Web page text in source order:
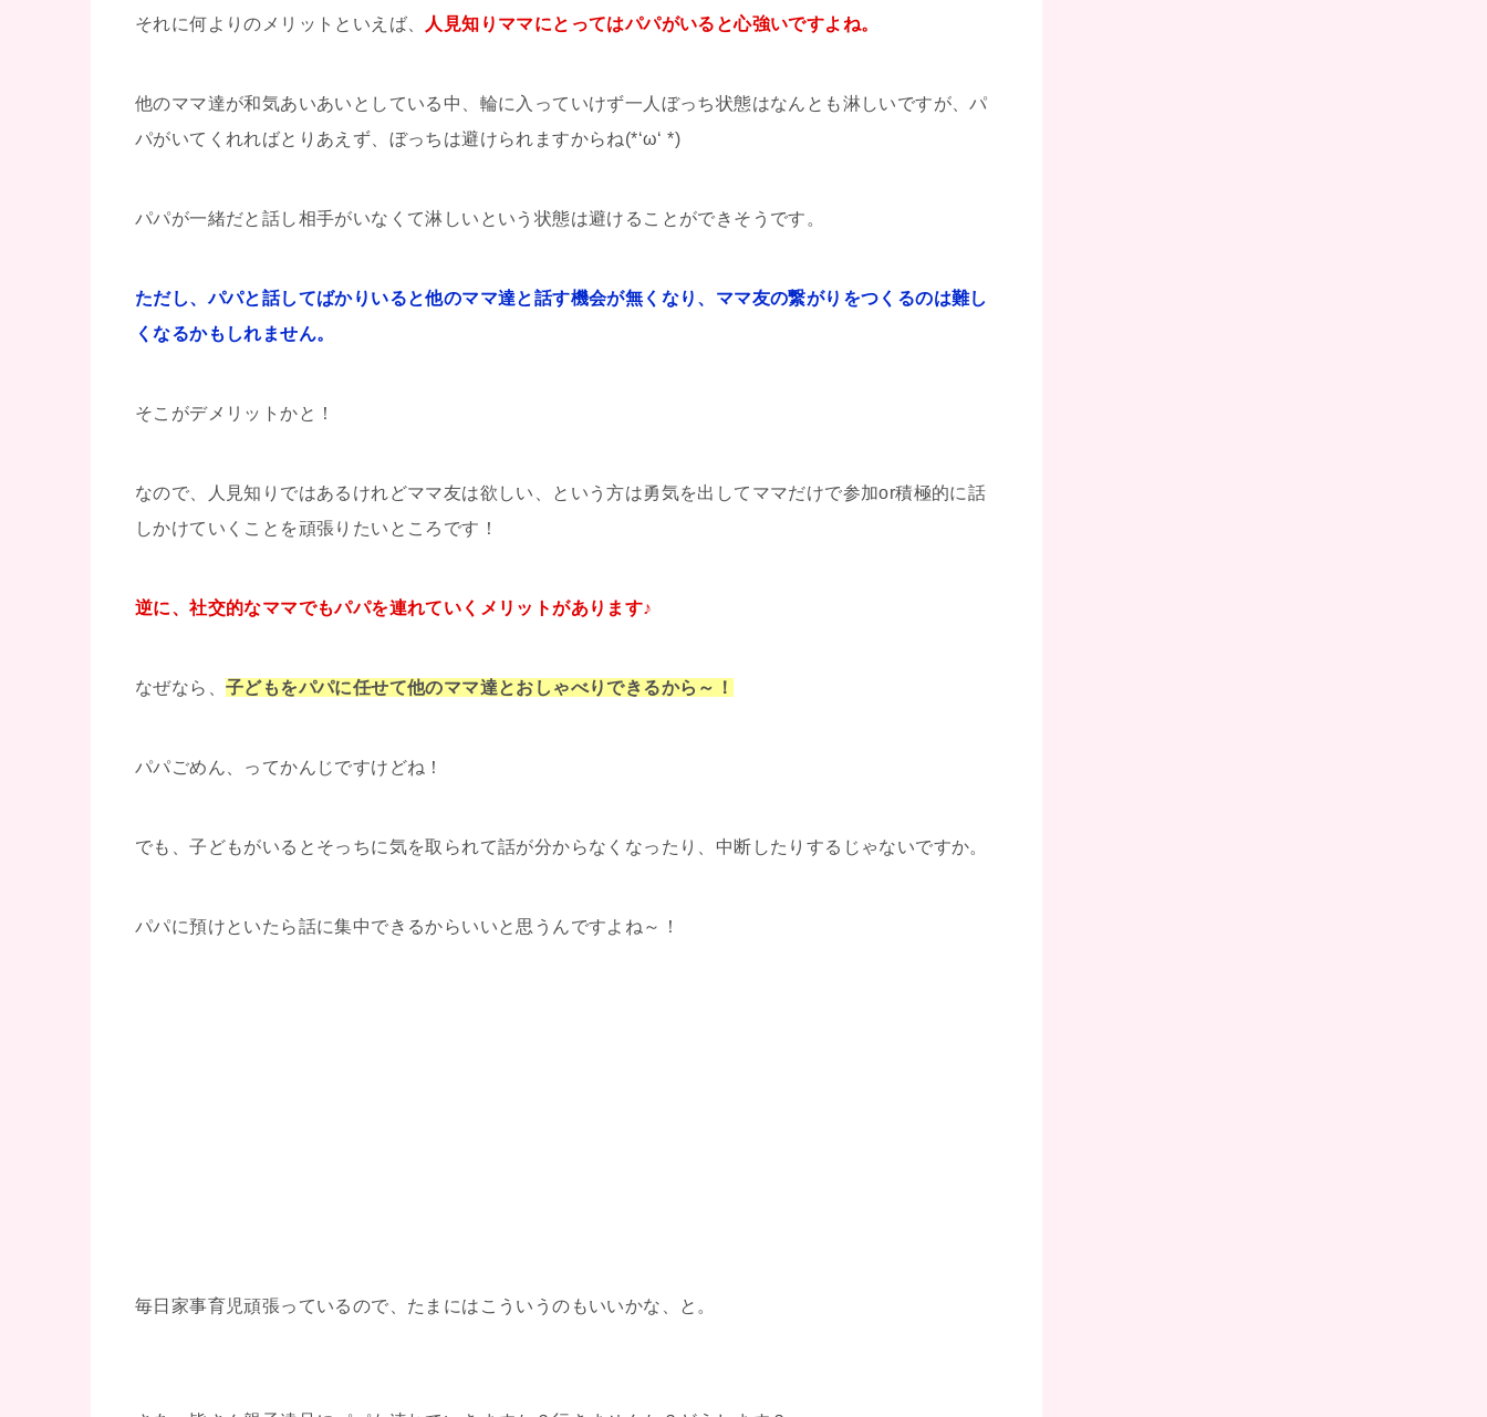
それに何よりのメリットといえば、 人見知りママにとってはパパがいると心強いですよね。
他のママ達が和気あいあいとしている中、輪に入っていけず一人ぼっち状態はなんとも淋しいですが、パ
パがいてくれればとりあえず、ぼっちは避けられますからね(*‘ω‘ *)
パパが一緒だと話し相手がいなくて淋しいという状態は避けることができそうです。
ただし、パパと話してばかりいると他のママ達と話す機会が無くなり、ママ友の繋がりをつくるのは難し
くなるかもしれません。
そこがデメリットかと！
なので、人見知りではあるけれどママ友は欲しい、という方は勇気を出してママだけで参加or積極的に話
しかけていくことを頑張りたいところです！
逆に、社交的なママでもパパを連れていくメリットがあります♪
なぜなら、 子どもをパパに任せて他のママ達とおしゃべりできるから～！
パパごめん、ってかんじですけどね！
でも、子どもがいるとそっちに気を取られて話が分からなくなったり、中断したりするじゃないですか。
パパに預けといたら話に集中できるからいいと思うんですよね～！
毎日家事育児頑張っているので、たまにはこういうのもいいかな、と。